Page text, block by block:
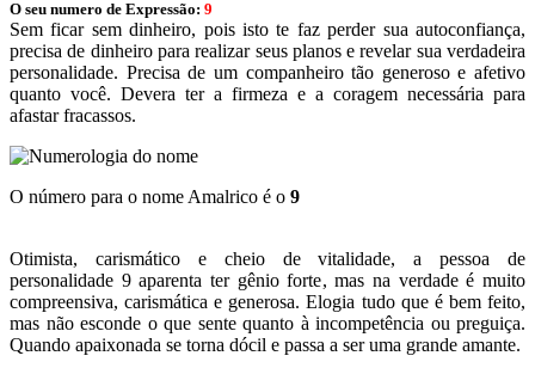
O seu numero de Expressão: 9
Sem ficar sem dinheiro, pois isto te faz perder sua autoconfiança,
precisa de dinheiro para realizar seus planos e revelar sua verdadeira
personalidade. Precisa de um companheiro tão generoso e afetivo
quanto você. Devera ter a firmeza e a coragem necessária para
afastar fracassos.
O número para o nome Amalrico é o 9
Otimista, carismático e cheio de vitalidade, a pessoa de
personalidade 9 aparenta ter gênio forte, mas na verdade é muito
compreensiva, carismática e generosa. Elogia tudo que é bem feito,
mas não esconde o que sente quanto à incompetência ou preguiça.
Quando apaixonada se torna dócil e passa a ser uma grande amante.